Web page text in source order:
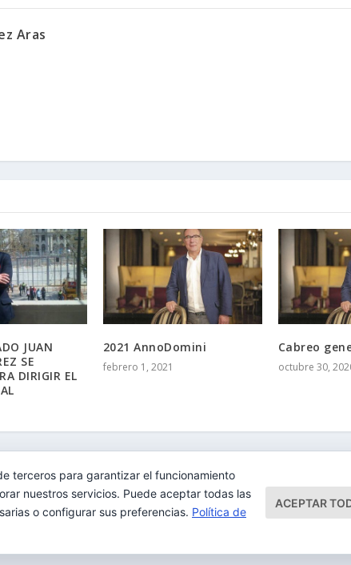
Aras
JUAN
SE
DIRIGIR EL
2021 AnnoDomini
febrero 1, 2021
Cabreo
octubre 30,
terceros para garantizar el funcionamiento
nuestros servicios. Puede aceptar todas las
o configurar sus preferencias. Política de
ACEPTAR